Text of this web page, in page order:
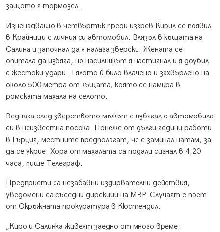
защото я тормозел.
Изненадващо в четвъртък преди изгрев Кирил се появил
в Крайници с личния си автомобил. Влязъл в къщата на
Салина и започнал да я налага зверски. Жената се
опитала да избяга, но насилникът я настигнал и я доубил
с жестоки удари. Тялото й било влачено и захвърлено на
около 500 метра от къщата, която се намира в
ромската махала на селото.
Веднага след зверството мъжът е избягал с автомобила
си в неизвестна посока. Понеже от дълги години работи
в Гърция, местните предполагат, че е заминал натам, за
да се укрие. Хора от махалата са подали сигнал в 4.20
часа, пише Телеграф.
Предприети са незабавни издирвателни действия,
уведомени са съседни дирекции на МВР. Случаят е поет
от Окръжната прокуратура в Кюстендил.
„Киро и Салинка живеят заедно от много време.